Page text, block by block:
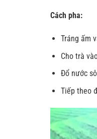
Cách pha:
Tráng ấm
Cho trà
Đổ nước
Tiếp theo